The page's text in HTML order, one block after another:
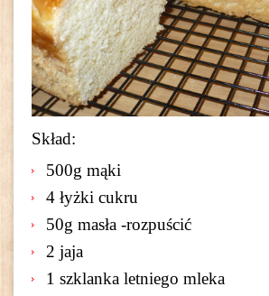
Skład:
500g mąki
4 łyżki cukru
50g masła -rozpuścić
2 jaja
1 szklanka letniego mleka